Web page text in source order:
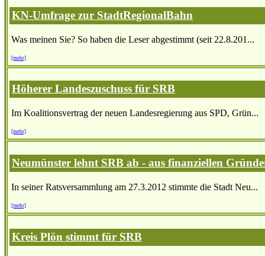
KN-Umfrage zur StadtRegionalBahn
Was meinen Sie? So haben die Leser abgestimmt (seit 22.8.201...
[mehr]
Höherer Landeszuschuss für SRB
Im Koalitionsvertrag der neuen Landesregierung aus SPD, Grün...
[mehr]
Neumünster lehnt SRB ab - aus finanziellen
In seiner Ratsversammlung am 27.3.2012 stimmte die Stadt Neu...
[mehr]
Kreis Plön stimmt für SRB